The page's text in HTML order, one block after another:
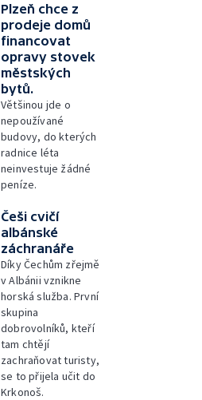
Plzeň chce z
prodeje domů
financovat
opravy stovek
městských
bytů.
Většinou jde o
nepoužívané
budovy, do kterých
radnice léta
neinvestuje žádné
peníze.
Češi cvičí
albánské
záchranáře
Díky Čechům zřejmě
v Albánii vznikne
horská služba. První
skupina
dobrovolníků, kteří
tam chtějí
zachraňovat turisty,
se to přijela učit do
Krkonoš.